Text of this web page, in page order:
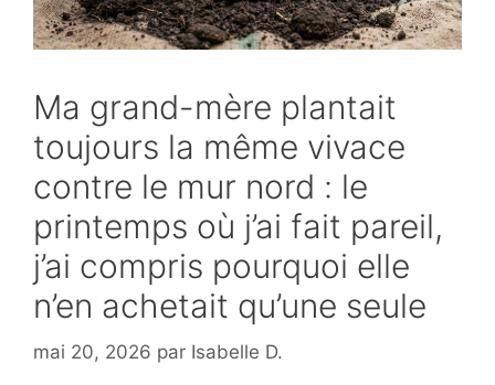
Ma grand-mère plantait
toujours la même vivace
contre le mur nord : le
printemps où j’ai fait pareil,
j’ai compris pourquoi elle
n’en achetait qu’une seule
mai 20, 2026 par Isabelle D.